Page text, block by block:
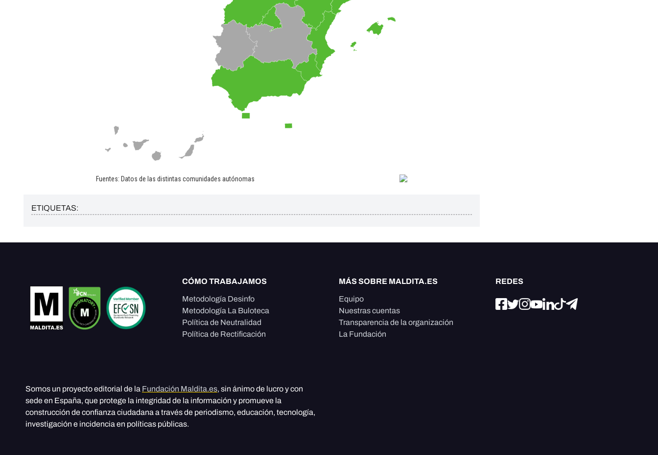
ETIQUETAS:
CÓMO TRABAJAMOS
Metodología Desinfo
Metodología La Buloteca
Política de Neutralidad
Política de Rectificación
MÁS SOBRE MALDITA.ES
Equipo
Nuestras cuentas
Transparencia de la organización
La Fundación
REDES
Somos un proyecto editorial de la Fundación Maldita.es, sin ánimo de lucro y con
sede en España, que protege la integridad de la información y promueve la
construcción de confianza ciudadana a través de periodismo, educación, tecnología,
investigación e incidencia en políticas públicas.